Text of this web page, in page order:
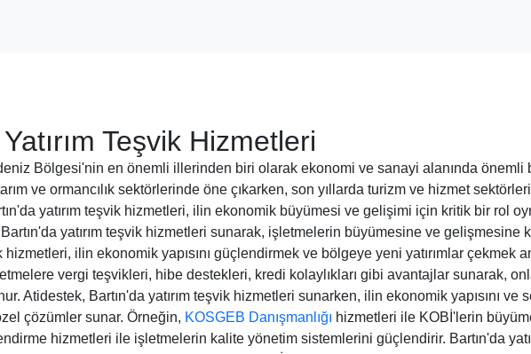
Teşvik Hizmetleri
Bölgesi'nin en önemli illerinden biri olarak ekonomi ve sanayi alanında
ve ormancılık sektörlerinde öne çıkarken, son yıllarda turizm ve hizmet
yatırım teşvik hizmetleri, ilin ekonomik büyümesi ve gelişimi için kritik bir rol
yatırım teşvik hizmetleri sunarak, işletmelerin büyümesine ve gelişmesine
hizmetleri, ilin ekonomik yapısını güçlendirmek ve bölgeye yeni yatırımlar çekmek
vergi teşvikleri, hibe destekleri, kredi kolaylıkları gibi avantajlar sunarak,
Atidestek, Bartın'da yatırım teşvik hizmetleri sunarken, ilin ekonomik yapısını
çözümler sunar. Örneğin, KOSGEB Danışmanlığı hizmetleri ile KOBİ'lerin
hizmetleri ile işletmelerin kalite yönetim sistemlerini güçlendirir. Bartın'da